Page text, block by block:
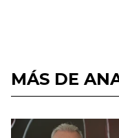
MÁS DE